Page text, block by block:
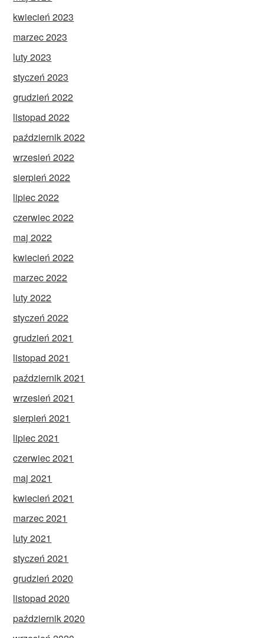
kwiecień 2023
marzec 2023
luty 2023
styczeń 2023
grudzień 2022
listopad 2022
październik 2022
wrzesień 2022
sierpień 2022
lipiec 2022
czerwiec 2022
maj 2022
kwiecień 2022
marzec 2022
luty 2022
styczeń 2022
grudzień 2021
listopad 2021
październik 2021
wrzesień 2021
sierpień 2021
lipiec 2021
czerwiec 2021
maj 2021
kwiecień 2021
marzec 2021
luty 2021
styczeń 2021
grudzień 2020
listopad 2020
październik 2020